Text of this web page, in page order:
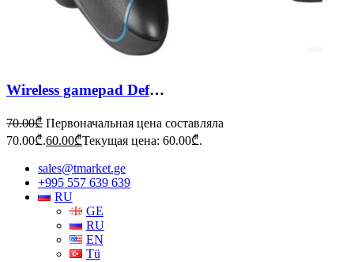
Wireless gamepad Defender Blast
70.00₾ Первоначальная цена составляла
70.00₾.60.00₾Текущая цена: 60.00₾.
sales@tmarket.ge
+995 557 639 639
RU
GE
RU
EN
Tü